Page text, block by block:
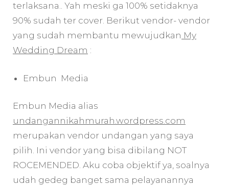
terlaksana.. Yah meski ga 100% setidaknya
90% sudah ter cover. Berikut vendor- vendor
yang sudah membantu mewujudkan My
Wedding Dream :
Embun Media
Embun Media alias
undangannikahmurah.wordpress.com
merupakan vendor undangan yang saya
pilih. Ini vendor yang bisa dibilang NOT
ROCEMENDED. Aku coba objektif ya, soalnya
udah gedeg banget sama pelayanannya